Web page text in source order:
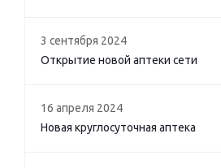
3 сентября 2024
Открытие новой аптеки сети
16 апреля 2024
Новая круглосуточная аптека